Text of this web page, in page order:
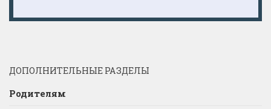
ДОПОЛНИТЕЛЬНЫЕ РАЗДЕЛЫ
Родителям